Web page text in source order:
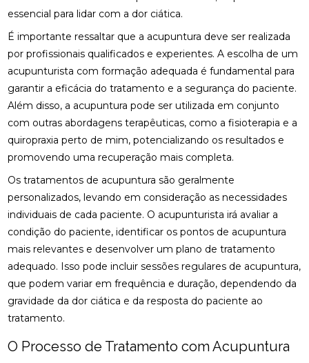
essencial para lidar com a dor ciática.
É importante ressaltar que a acupuntura deve ser realizada
por profissionais qualificados e experientes. A escolha de um
acupunturista com formação adequada é fundamental para
garantir a eficácia do tratamento e a segurança do paciente.
Além disso, a acupuntura pode ser utilizada em conjunto
com outras abordagens terapêuticas, como a fisioterapia e a
quiropraxia perto de mim, potencializando os resultados e
promovendo uma recuperação mais completa.
Os tratamentos de acupuntura são geralmente
personalizados, levando em consideração as necessidades
individuais de cada paciente. O acupunturista irá avaliar a
condição do paciente, identificar os pontos de acupuntura
mais relevantes e desenvolver um plano de tratamento
adequado. Isso pode incluir sessões regulares de acupuntura,
que podem variar em frequência e duração, dependendo da
gravidade da dor ciática e da resposta do paciente ao
tratamento.
O Processo de Tratamento com Acupuntura
COMO MONTAR SUA CLÍNICA?
CONSULTA COM ACUPUNTURISTA: O QUE ESPERAR
DESCUBRA A ACUPUNTURA RJ: BENEFÍCIOS E
PRÁTICAS
DESCUBRA COMO A PALMILHA PARA FASCITE
PLANTAR PODE ALIVIAR SUAS DORES
DESCUBRA COMO A QUIROPRAXIA E A
FISIOTERAPIA PODEM TRANSFORMAR SUA SAÚDE
TRANSFORMAR SUA SAÚDE
DESCUBRA O PREÇO DA PALMILHA ORTOPÉDICA E
COMO ESCOLHER A IDEAL
DESCUBRA O PREÇO DA PALMILHA ORTOPÉDICA E
COMO ESCOLHER A MELHOR
DESCUBRA O PREÇO DA PALMILHA PARA PÉ CHATO